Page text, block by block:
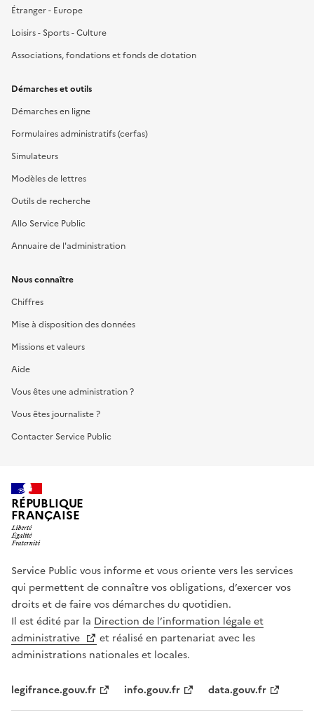
Étranger - Europe
Loisirs - Sports - Culture
Associations, fondations et fonds de dotation
Démarches et outils
Démarches en ligne
Formulaires administratifs (cerfas)
Simulateurs
Modèles de lettres
Outils de recherche
Allo Service Public
Annuaire de l'administration
Nous connaître
Chiffres
Mise à disposition des données
Missions et valeurs
Aide
Vous êtes une administration ?
Vous êtes journaliste ?
Contacter Service Public
RÉPUBLIQUE
FRANÇAISE
Service Public vous informe et vous oriente vers les services
qui permettent de connaître vos obligations, d’exercer vos
droits et de faire vos démarches du quotidien.
Il est édité par la Direction de l’information légale et
administrative
et réalisé en partenariat avec les
administrations nationales et locales.
legifrance.gouv.fr info.gouv.fr data.gouv.fr